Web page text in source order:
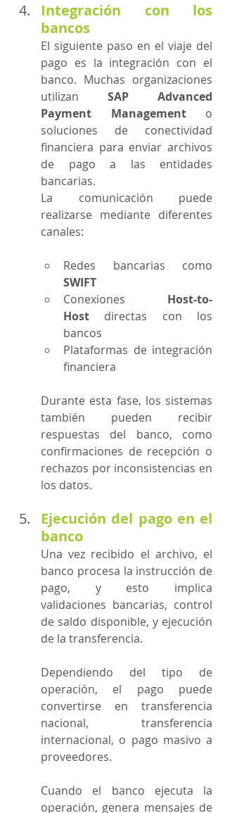
Integración con los
bancos
El siguiente paso en el viaje del
pago es la integración con el
banco. Muchas organizaciones
utilizan SAP Advanced
Payment Management o
soluciones de conectividad
financiera para enviar archivos
de pago a las entidades
bancarias.
La comunicación puede
realizarse mediante diferentes
canales:
SWIFT
Conexiones Host-to-
Host directas con los
bancos
Plataformas de integración
financiera
Durante esta fase, los sistemas
también pueden recibir
respuestas del banco, como
confirmaciones de recepción o
rechazos por inconsistencias en
los datos.
Ejecución del pago en el
banco
Una vez recibido el archivo, el
banco procesa la instrucción de
pago, y esto implica
validaciones bancarias, control
de saldo disponible, y ejecución
de la transferencia.
Dependiendo del tipo de
operación, el pago puede
convertirse en transferencia
nacional, transferencia
internacional, o pago masivo a
proveedores.
Cuando el banco ejecuta la
operación, genera mensajes de